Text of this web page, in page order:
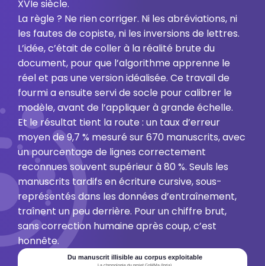
XVIe siècle.
La règle ? Ne rien corriger. Ni les abréviations, ni
les fautes de copiste, ni les inversions de lettres.
L’idée, c’était de coller à la réalité brute du
document, pour que l’algorithme apprenne le
réel et pas une version idéalisée. Ce travail de
fourmi a ensuite servi de socle pour calibrer le
modèle, avant de l’appliquer à grande échelle.
Et le résultat tient la route : un taux d’erreur
moyen de 9,7 % mesuré sur 670 manuscrits, avec
un pourcentage de lignes correctement
reconnues souvent supérieur à 80 %. Seuls les
manuscrits tardifs en écriture cursive, sous-
représentés dans les données d’entraînement,
traînent un peu derrière. Pour un chiffre brut,
sans correction humaine après coup, c’est
honnête.